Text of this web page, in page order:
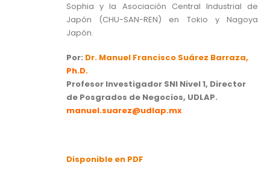
Sophia y la Asociación Central Industrial de
Japón (CHU-SAN-REN) en Tokio y Nagoya
Japón.
Por: Dr. Manuel Francisco Suárez Barraza,
Ph.D.
Profesor Investigador SNI Nivel 1, Director
de Posgrados de Negocios, UDLAP.
manuel.suarez@udlap.mx
Disponible en PDF